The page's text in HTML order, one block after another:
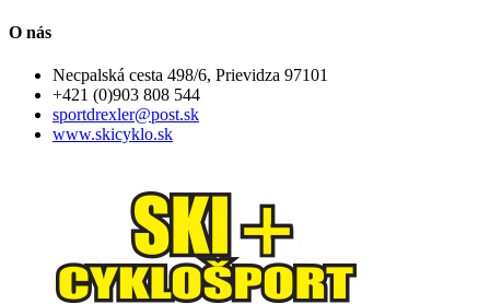
O nás
Necpalská cesta 498/6, Prievidza 97101
+421 (0)903 808 544
sportdrexler@post.sk
www.skicyklo.sk